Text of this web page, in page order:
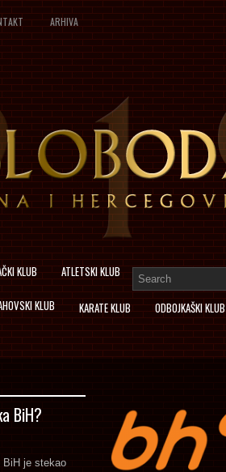
ARHIVA
KLUB ATLETSKI KLUB
KLUB KARATE KLUB ODBOJKAŠKI KLUB
BiH?
BiH je stekao